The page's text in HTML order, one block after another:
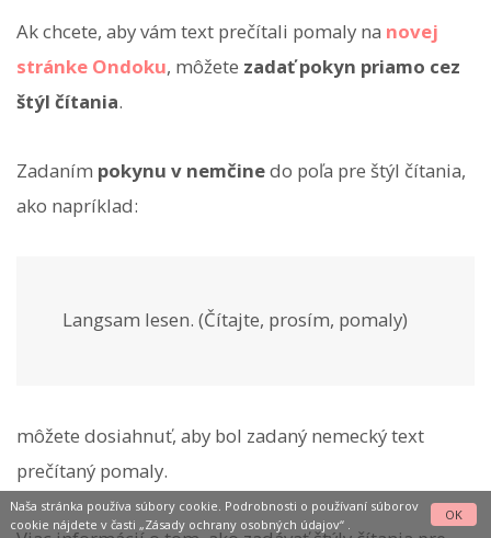
Ak chcete, aby vám text prečítali pomaly na novej
stránke Ondoku, môžete zadať pokyn priamo cez
štýl čítania.
Zadaním pokynu v nemčinedo poľa pre štýl čítania,
ako napríklad:
Langsam lesen. (Čítajte, prosím, pomaly)
môžete dosiahnuť, aby bol zadaný nemecký text
prečítaný pomaly.
Naša stránka používa súbory cookie. Podrobnosti o používaní súborov
cookie nájdete v časti „Zásady ochrany osobných údajov“.
OK